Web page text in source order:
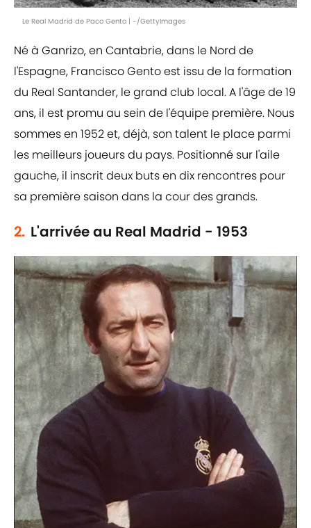
Le Real Madrid de Paco Gento | -/GettyImages
Né à Ganrizo, en Cantabrie, dans le Nord de
l'Espagne, Francisco Gento est issu de la formation
du Real Santander, le grand club local. A l'âge de 19
ans, il est promu au sein de l'équipe première. Nous
sommes en 1952 et, déjà, son talent le place parmi
les meilleurs joueurs du pays. Positionné sur l'aile
gauche, il inscrit deux buts en dix rencontres pour
sa première saison dans la cour des grands.
2. L'arrivée au Real Madrid - 1953